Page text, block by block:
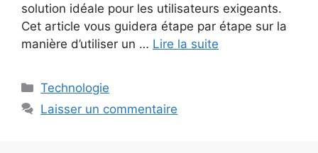
solution idéale pour les utilisateurs exigeants.
Cet article vous guidera étape par étape sur la
manière d’utiliser un … Lire la suite
Catégories
Technologie
Laisser un commentaire